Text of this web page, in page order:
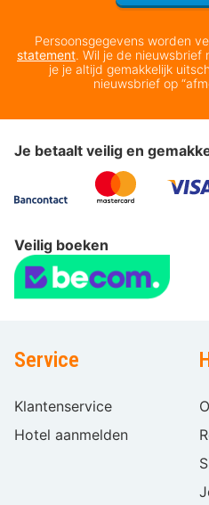
Persoonsgegevens worden
statement. Wil je de nieuwsbrief
je je altijd gemakkelijk
nieuwsbrief op
Je betaalt veilig en
Veilig boeken
Service
Klantenservice
Hotel aanmelden